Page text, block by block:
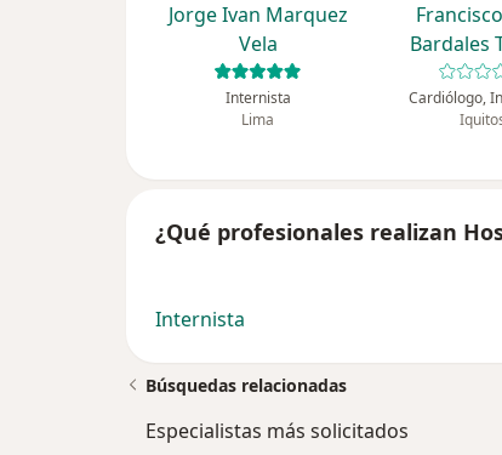
Jorge Ivan Marquez
Vela
Internista
Lima
Bardales
Cardiólogo,
¿Qué profesionales realizan
Internista
Búsquedas relacionadas
Especialistas más solicitados